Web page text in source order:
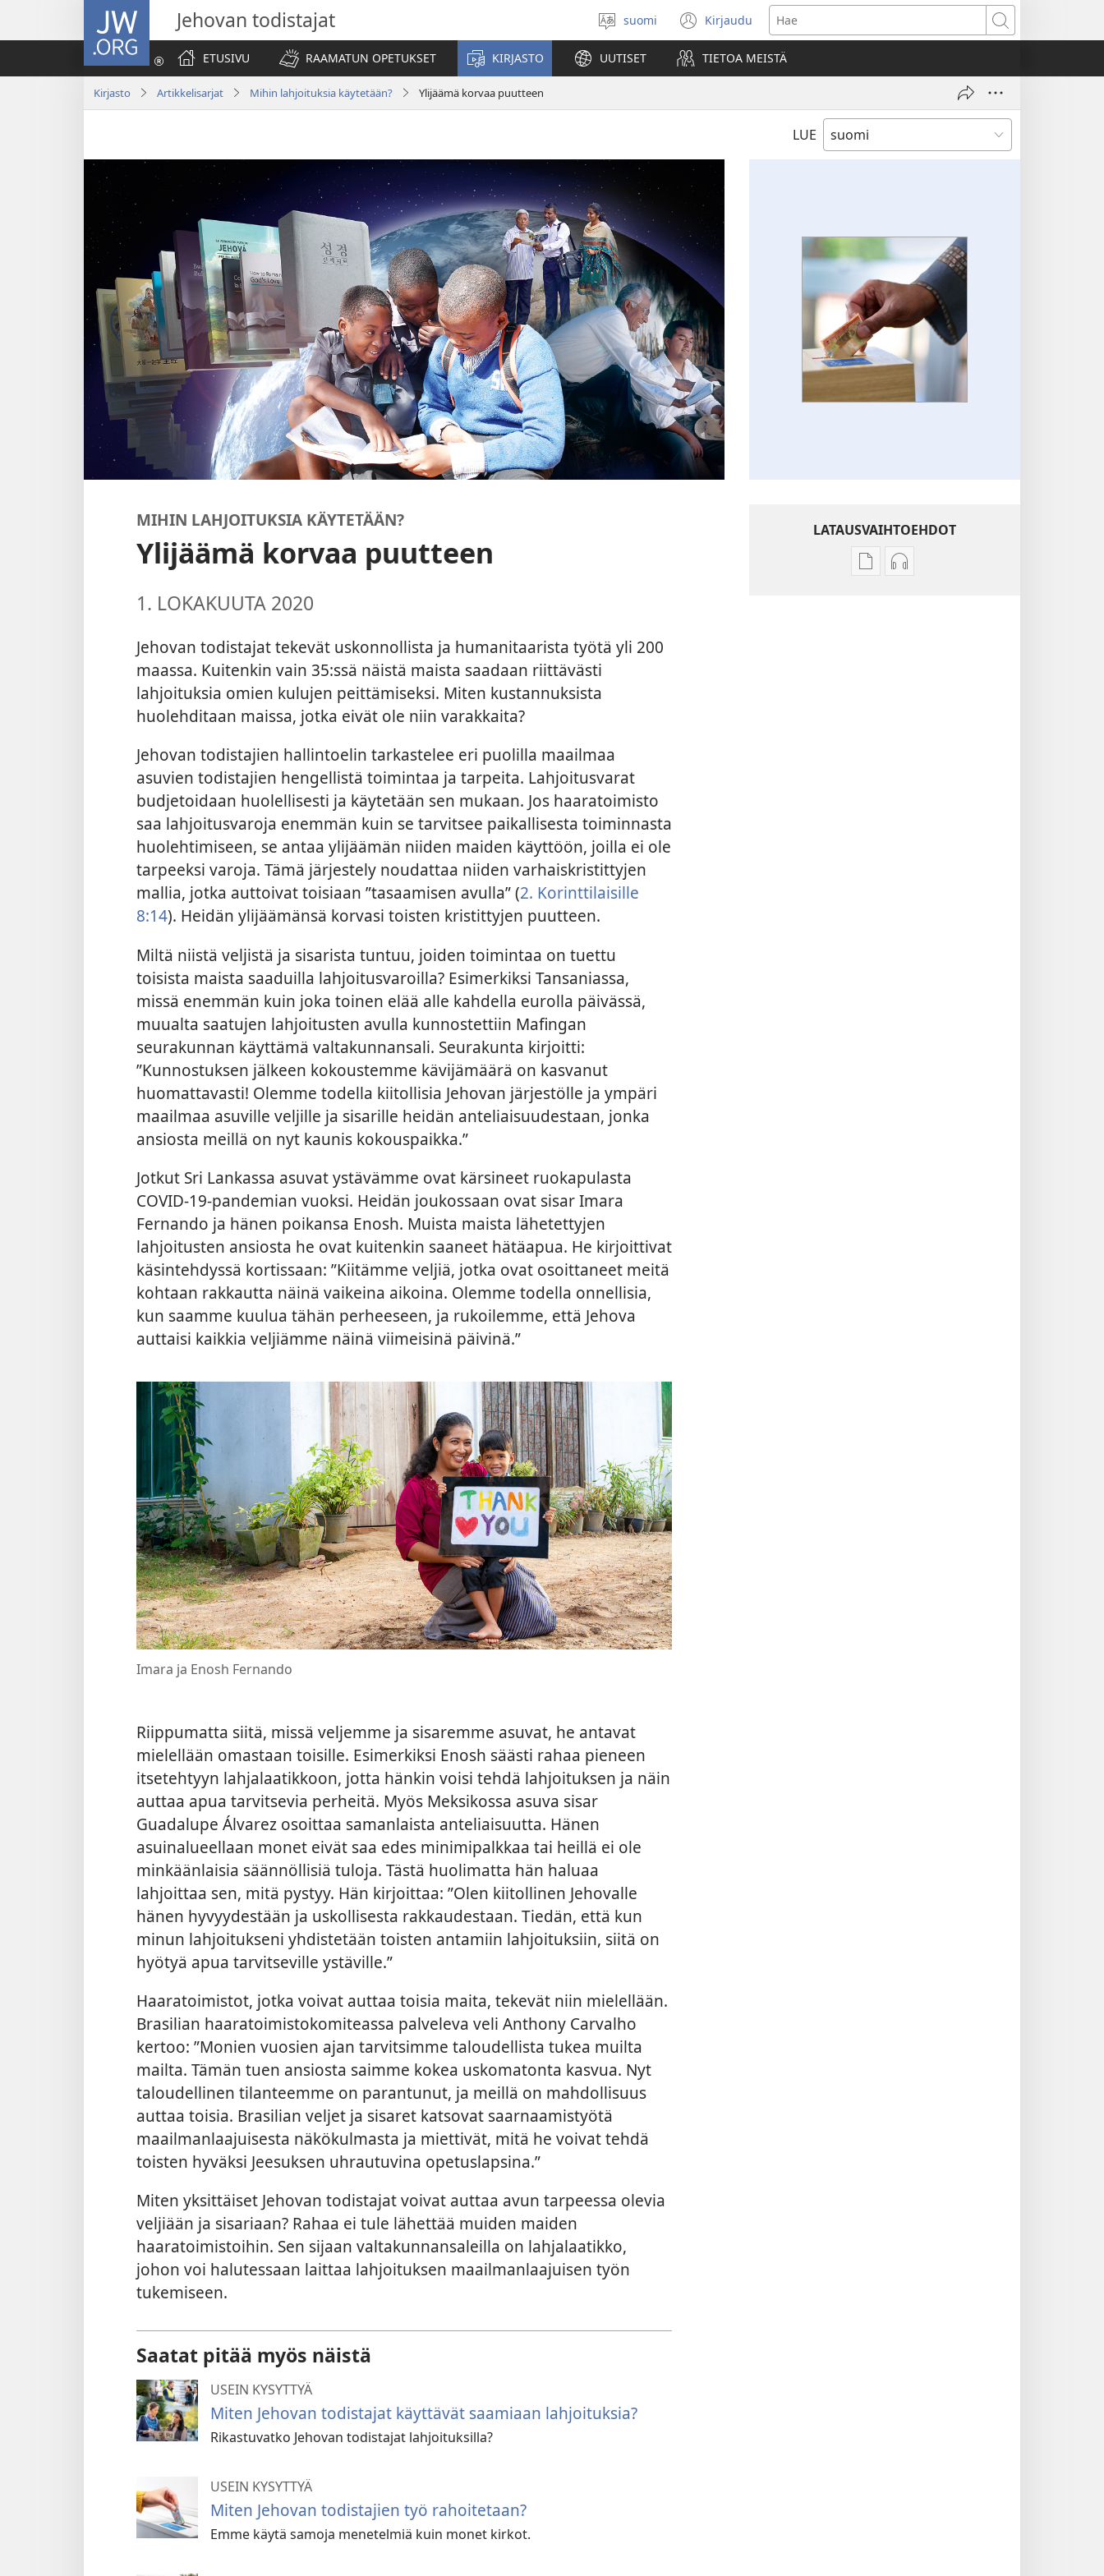
JW.ORG Jehovan todistajat
Valitse
kieli
suomi Kirjaudu
(avaa
uuden
ikkunan)
Hae
ETUSIVU
RAAMATUN OPETUKSET KIRJASTO UUTISET TIETOA MEISTÄ
Kirjasto Artikkelisarjat Mihin lahjoituksia käytetään? Ylijäämä korvaa puutteen
LUE
MIHIN LAHJOITUKSIA KÄYTETÄÄN?
Ylijäämä korvaa puutteen
1. LOKAKUUTA 2020
Jehovan todistajat tekevät uskonnollista ja humanitaarista työtä yli 200
maassa. Kuitenkin vain 35:ssä näistä maista saadaan riittävästi
lahjoituksia omien kulujen peittämiseksi. Miten kustannuksista
huolehditaan maissa, jotka eivät ole niin varakkaita?
Jehovan todistajien hallintoelin tarkastelee eri puolilla maailmaa
asuvien todistajien hengellistä toimintaa ja tarpeita. Lahjoitusvarat
budjetoidaan huolellisesti ja käytetään sen mukaan. Jos haaratoimisto
saa lahjoitusvaroja enemmän kuin se tarvitsee paikallisesta toiminnasta
huolehtimiseen, se antaa ylijäämän niiden maiden käyttöön, joilla ei ole
tarpeeksi varoja. Tämä järjestely noudattaa niiden varhaiskristittyjen
mallia, jotka auttoivat toisiaan ”tasaamisen avulla” (2. Korinttilaisille
8:14). Heidän ylijäämänsä korvasi toisten kristittyjen puutteen.
Miltä niistä veljistä ja sisarista tuntuu, joiden toimintaa on tuettu
toisista maista saaduilla lahjoitusvaroilla? Esimerkiksi Tansaniassa,
missä enemmän kuin joka toinen elää alle kahdella eurolla päivässä,
muualta saatujen lahjoitusten avulla kunnostettiin Mafingan
seurakunnan käyttämä valtakunnansali. Seurakunta kirjoitti:
”Kunnostuksen jälkeen kokoustemme kävijämäärä on kasvanut
huomattavasti! Olemme todella kiitollisia Jehovan järjestölle ja ympäri
maailmaa asuville veljille ja sisarille heidän anteliaisuudestaan, jonka
ansiosta meillä on nyt kaunis kokouspaikka.”
Jotkut Sri Lankassa asuvat ystävämme ovat kärsineet ruokapulasta
COVID-19-pandemian vuoksi. Heidän joukossaan ovat sisar Imara
Fernando ja hänen poikansa Enosh. Muista maista lähetettyjen
lahjoitusten ansiosta he ovat kuitenkin saaneet hätäapua. He kirjoittivat
käsintehdyssä kortissaan: ”Kiitämme veljiä, jotka ovat osoittaneet meitä
kohtaan rakkautta näinä vaikeina aikoina. Olemme todella onnellisia,
kun saamme kuulua tähän perheeseen, ja rukoilemme, että Jehova
auttaisi kaikkia veljiämme näinä viimeisinä päivinä.”
Imara ja Enosh Fernando
Riippumatta siitä, missä veljemme ja sisaremme asuvat, he antavat
mielellään omastaan toisille. Esimerkiksi Enosh säästi rahaa pieneen
itsetehtyyn lahjalaatikkoon, jotta hänkin voisi tehdä lahjoituksen ja näin
auttaa apua tarvitsevia perheitä. Myös Meksikossa asuva sisar
Guadalupe Álvarez osoittaa samanlaista anteliaisuutta. Hänen
asuinalueellaan monet eivät saa edes minimipalkkaa tai heillä ei ole
minkäänlaisia säännöllisiä tuloja. Tästä huolimatta hän haluaa
lahjoittaa sen, mitä pystyy. Hän kirjoittaa: ”Olen kiitollinen Jehovalle
hänen hyvyydestään ja uskollisesta rakkaudestaan. Tiedän, että kun
minun lahjoitukseni yhdistetään toisten antamiin lahjoituksiin, siitä on
hyötyä apua tarvitseville ystäville.”
Haaratoimistot, jotka voivat auttaa toisia maita, tekevät niin mielellään.
Brasilian haaratoimistokomiteassa palveleva veli Anthony Carvalho
kertoo: ”Monien vuosien ajan tarvitsimme taloudellista tukea muilta
mailta. Tämän tuen ansiosta saimme kokea uskomatonta kasvua. Nyt
taloudellinen tilanteemme on parantunut, ja meillä on mahdollisuus
auttaa toisia. Brasilian veljet ja sisaret katsovat saarnaamistyötä
maailmanlaajuisesta näkökulmasta ja miettivät, mitä he voivat tehdä
toisten hyväksi Jeesuksen uhrautuvina opetuslapsina.”
Miten yksittäiset Jehovan todistajat voivat auttaa avun tarpeessa olevia
veljiään ja sisariaan? Rahaa ei tule lähettää muiden maiden
haaratoimistoihin. Sen sijaan valtakunnansaleilla on lahjalaatikko,
johon voi halutessaan laittaa lahjoituksen maailmanlaajuisen työn
tukemiseen.
Saatat pitää myös näistä
USEIN KYSYTTYÄ
Miten Jehovan todistajat käyttävät saamiaan lahjoituksia?
Rikastuvatko Jehovan todistajat lahjoituksilla?
USEIN KYSYTTYÄ
Miten Jehovan todistajien työ rahoitetaan?
Emme käytä samoja menetelmiä kuin monet kirkot.
LATAUSVAIHTOEHDOT
JulkaisujenÄänitteiden